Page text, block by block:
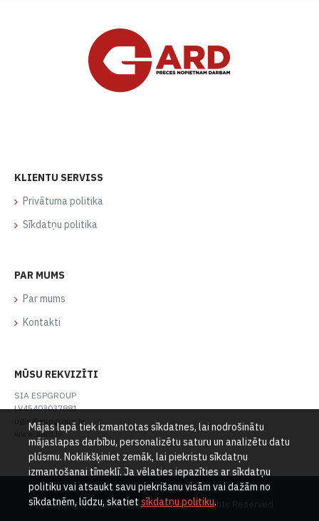
KLIENTU SERVISS
Privātuma politika
Sīkdatņu politika
PAR MUMS
Par mums
Kontakti
MŪSU REKVIZĪTI
SIA ESPGROUP
LV45403037881
ugis@espgroup.lv
www.gard.lv
Copyright © 2021, SIA Esp Group, All Rights Reserved
Mājas lapā tiek izmantotas sīkdatnes, lai nodrošinātu
mājaslapas darbību, personalizētu saturu un analizētu datu
plūsmu. Noklikšķiniet zemāk, lai piekristu sīkdatņu
izmantošanai tīmeklī. Ja vēlaties iepazīties ar sīkdatņu
politiku vai atsaukt savu piekrišanu visām vai dažām no
sīkdatnēm, lūdzu, skatiet sīkdatņu politiku.